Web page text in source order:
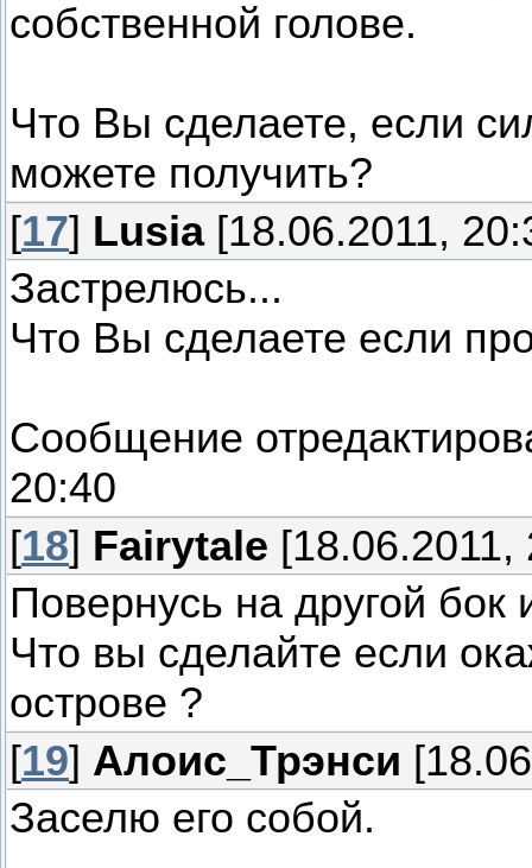
собственной голове.
Что Вы сделаете, если
можете получить?
[17] Lusia[18.06.2011,
Застрелюсь...
Что Вы сделаете если
Сообщение
20:40
[18] Fairytale [18.06.2011,
Повернусь на другой
Что вы сделайте если
острове ?
[19] Алоис_Трэнси
Заселю его собой.